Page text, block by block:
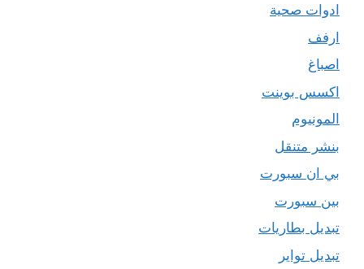
ادوات صحية
ارفف
اصباغ
اكسس بوينت
المونيوم
بنشر متنقل
بي ان سبورت
بين سبورت
تبديل بطاريات
تبديل تواير